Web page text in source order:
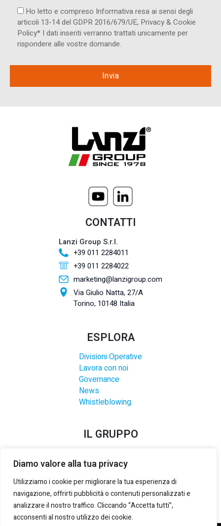
Diamo valore alla tua privacy
Utilizziamo i cookie per migliorare la tua esperienza di
navigazione, offrirti pubblicità o contenuti personalizzati e
analizzare il nostro traffico. Cliccando “Accetta tutti”,
acconsenti al nostro utilizzo dei cookie.
Ho letto e compreso Informativa resa ai ​sensi degli
articoli 13-14 del GDPR 2016/679/UE, Privacy & Cookie
Policy* I dati inseriti verranno trattati unicamente per
rispondere alle vostre domande.
CONTATTI
Lanzi Group S.r.l.
+39 011 2284011
+39 011 2284022
marketing@lanzigroup.com
Via Giulio Natta, 27/A
Torino, 10148 Italia
ESPLORA
Divisioni Operative
Lavora con noi
Governance
News
Whistleblowing
IL GRUPPO